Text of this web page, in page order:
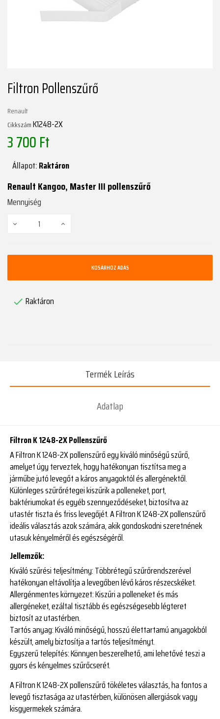
Filtron Pollenszűrő
Renault
CikkszámK1248-2X
3 700 Ft
Állapot:Raktáron
Renault Kangoo, Master III pollenszűrő
Mennyiség
KOSÁRHOZ ADÁS
 Raktáron
Termék Leírás
Adatlap
Filtron K 1248-2X Pollenszűrő
A Filtron K 1248-2X pollenszűrő egy kiváló minőségű szűrő,
amelyet úgy terveztek, hogy hatékonyan tisztítsa meg a
járműbe jutó levegőt a káros anyagoktól és allergénektől.
Különleges szűrőrétegei kiszűrik a polleneket, port,
baktériumokat és egyéb szennyeződéseket, biztosítva az
utastér tiszta és friss levegőjét. A Filtron K 1248-2X pollenszűrő
ideális választás azok számára, akik gondoskodni szeretnének
utasuk kényelméről és egészségéről.
Jellemzők:
Kiváló szűrési teljesítmény:Többrétegű szűrőrendszerével
hatékonyan eltávolítja a levegőben lévő káros részecskéket.
Allergénmentes környezet:Kiszűri a polleneket és más
allergéneket, ezáltal tisztább és egészségesebb légteret
biztosít az utastérben.
Tartós anyag:Kiváló minőségű, hosszú élettartamú anyagokból
készült, amely biztosítja a tartós teljesítményt.
Egyszerű telepítés:Könnyen beszerelhető, ami lehetővé teszi a
gyors és kényelmes szűrőcserét.
A Filtron K 1248-2X pollenszűrő tökéletes választás, ha fontos a
levegő tisztasága az utastérben, különösen allergiások vagy
kisgyermekek számára.